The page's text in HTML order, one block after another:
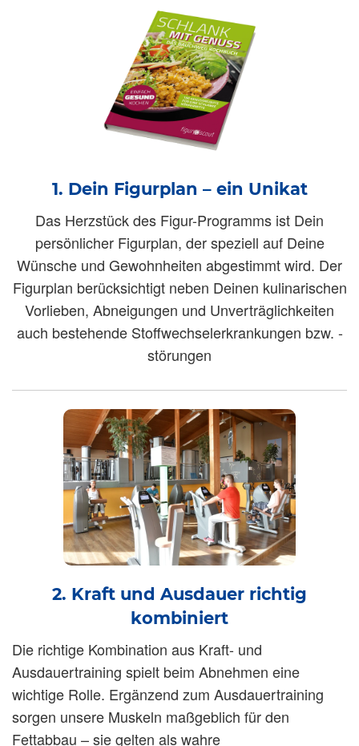
1. Dein Figurplan – ein Unikat
Das Herzstück des Figur-Programms ist Dein
persönlicher Figurplan, der speziell auf Deine
Wünsche und Gewohnheiten abgestimmt wird. Der
Figurplan berücksichtigt neben Deinen kulinarischen
Vorlieben, Abneigungen und Unverträglichkeiten
auch bestehende Stoffwechselerkrankungen bzw. -
störungen
2. Kraft und Ausdauer richtig
kombiniert
Die richtige Kombination aus Kraft- und
Ausdauertraining spielt beim Abnehmen eine
wichtige Rolle. Ergänzend zum Ausdauertraining
sorgen unsere Muskeln maßgeblich für den
Fettabbau – sie gelten als wahre